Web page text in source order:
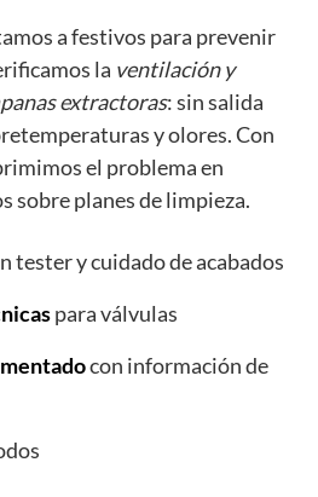
a festivos para prevenir
la ventilación y
extractoras: sin salida
y olores. Con
el problema en
sobre planes de limpieza.
tester y cuidado de acabados
para válvulas
con información de